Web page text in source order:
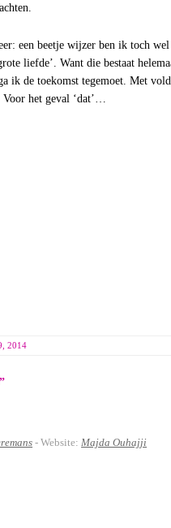
een beetje wijzer ben ik toch
liefde’. Want die bestaat
ik de toekomst tegemoet. Met
het geval ‘dat’…
2014
”
- Website: Majda Ouhajji